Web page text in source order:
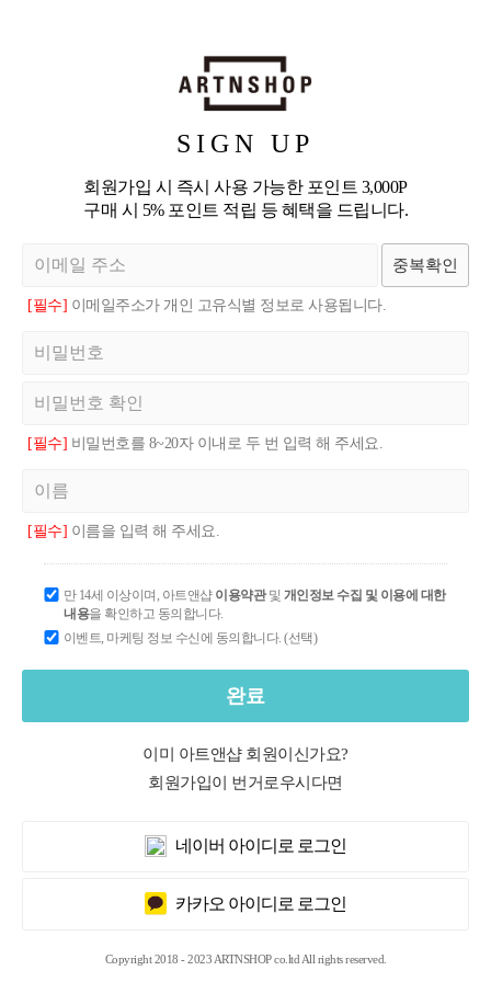
SIGN UP
회원가입 시 즉시 사용 가능한 포인트 3,000P
구매 시 5% 포인트 적립 등 혜택을 드립니다.
중복확인
[필수] 이메일주소가 개인 고유식별 정보로 사용됩니다.
[필수] 비밀번호를 8~20자 이내로 두 번 입력 해 주세요.
[필수] 이름을 입력 해 주세요.
만 14세 이상이며, 아트앤샵 이용약관및 개인정보 수집 및 이용에 대한
내용을 확인하고 동의합니다.
이벤트, 마케팅 정보 수신에 동의합니다. (선택)
완료
이미 아트앤샵 회원이신가요?
회원가입이 번거로우시다면
네이버 아이디로 로그인
카카오 아이디로 로그인
Copyright 2018 - 2023 ARTNSHOP co.ltd All rights reserved.